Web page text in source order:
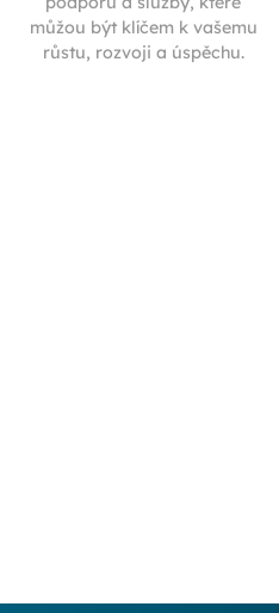
můžou být klíčem k vašemu
růstu, rozvoji a úspěchu.